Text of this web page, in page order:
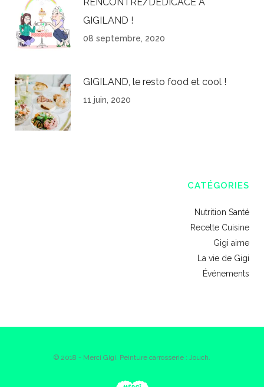
GIGILAND !
08 septembre, 2020
GIGILAND, le resto food et cool !
11 juin, 2020
CATÉGORIES
Nutrition Santé
Recette Cuisine
Gigi aime
La vie de Gigi
Événements
© 2018 - Merci Gigi. Peinture carrosserie : Jouch.